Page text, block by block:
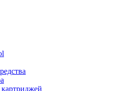
картриджей